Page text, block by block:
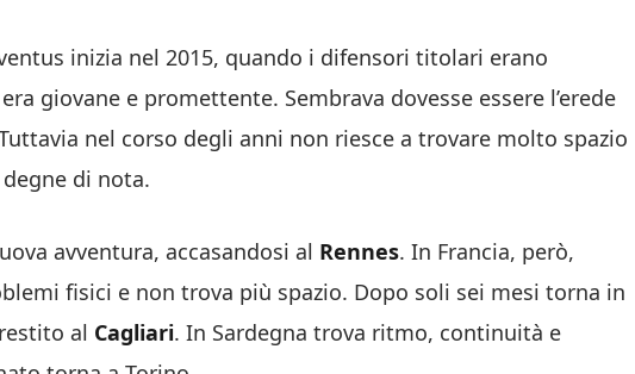
inizia nel 2015, quando i difensori titolari erano
giovane e promettente. Sembrava dovesse essere l’erede
nel corso degli anni non riesce a trovare molto spazio
di nota.
avventura, accasandosi al Rennes. In Francia, però,
fisici e non trova più spazio. Dopo soli sei mesi torna in
al Cagliari. In Sardegna trova ritmo, continuità e